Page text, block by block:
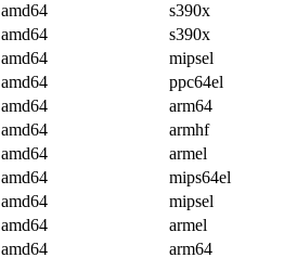
amd64
s390x
amd64
s390x
amd64
mipsel
amd64
ppc64el
amd64
arm64
amd64
armhf
amd64
armel
amd64
mips64el
amd64
mipsel
amd64
armel
amd64 arm64